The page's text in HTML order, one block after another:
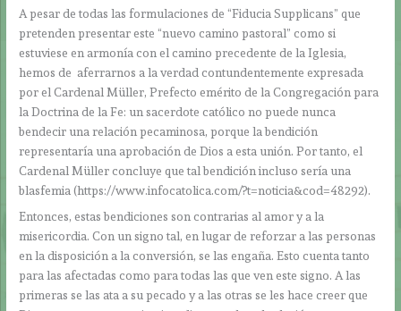
A pesar de todas las formulaciones de “Fiducia Supplicans” que
pretenden presentar este “nuevo camino pastoral” como si
estuviese en armonía con el camino precedente de la Iglesia,
hemos de aferrarnos a la verdad contundentemente expresada
por el Cardenal Müller, Prefecto emérito de la Congregación para
la Doctrina de la Fe: un sacerdote católico no puede nunca
bendecir una relación pecaminosa, porque la bendición
representaría una aprobación de Dios a esta unión. Por tanto, el
Cardenal Müller concluye que tal bendición incluso sería una
blasfemia (https://www.infocatolica.com/?t=noticia&cod=48292).
Entonces, estas bendiciones son contrarias al amor y a la
misericordia. Con un signo tal, en lugar de reforzar a las personas
en la disposición a la conversión, se las engaña. Esto cuenta tanto
para las afectadas como para todas las que ven este signo. A las
primeras se las ata a su pecado y a las otras se les hace creer que